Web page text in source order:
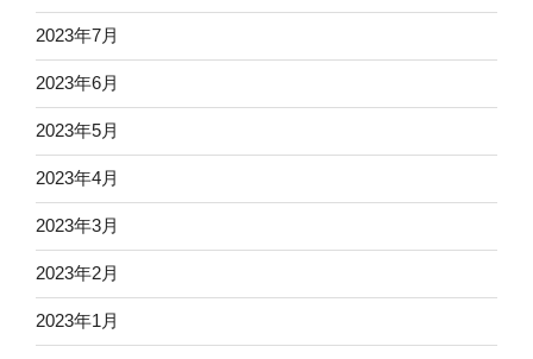
2023年7月
2023年6月
2023年5月
2023年4月
2023年3月
2023年2月
2023年1月